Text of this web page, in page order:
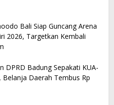
Bali Siap Guncang Arena
2026, Targetkan Kembali
DPRD Badung Sepakati KUA-
Belanja Daerah Tembus Rp